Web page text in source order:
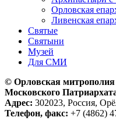
Орловская
Ливенская
Святые
Святыни
Музей
Для СМИ
© Орловская
Московского
Адрес: 302023, Россия,
Телефон, факс: +7 (4862)